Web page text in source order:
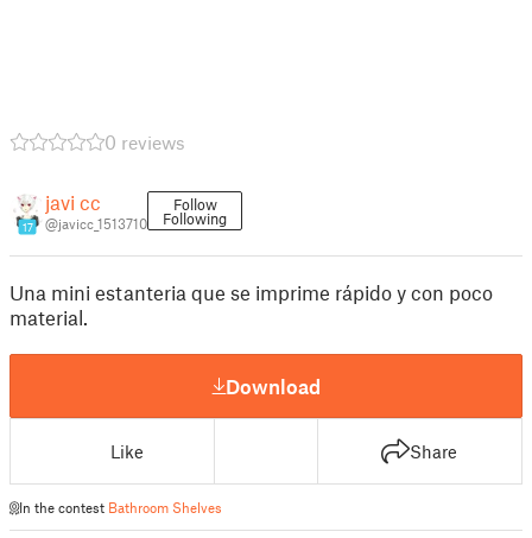
0 reviews
17
javi cc
@javicc_1513710
Follow
Following
Una mini estanteria que se imprime rápido y con poco
material.
Download
Like Share
In the contest Bathroom Shelves